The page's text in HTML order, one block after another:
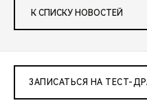
К СПИСКУ НОВОСТЕЙ
ЗАПИСАТЬСЯ НА ТЕСТ-